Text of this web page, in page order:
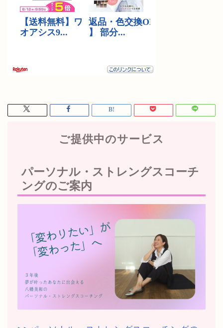
ご提供中のサービス
パーソナル・ストレングスコーチ
ングのご案内